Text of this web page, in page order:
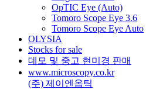
OpTIC Eye (Auto)
Tomoro Scope Eye 3.6
Tomoro Scope Eye Auto
OLYSIA
Stocks for sale
데모 및 중고 현미경 판매
www.microscopy.co.kr
(주) 제이엔옵틱